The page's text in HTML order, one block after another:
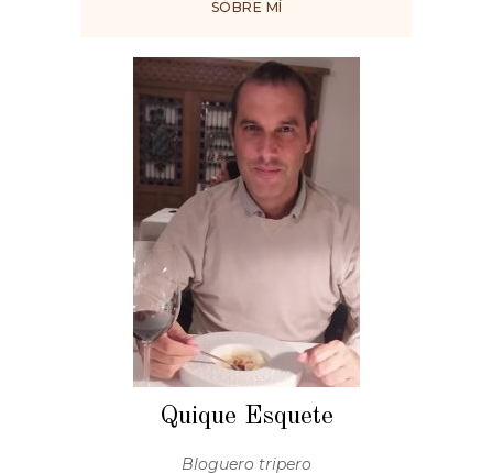
SOBRE MÍ
Quique Esquete
Bloguero tripero